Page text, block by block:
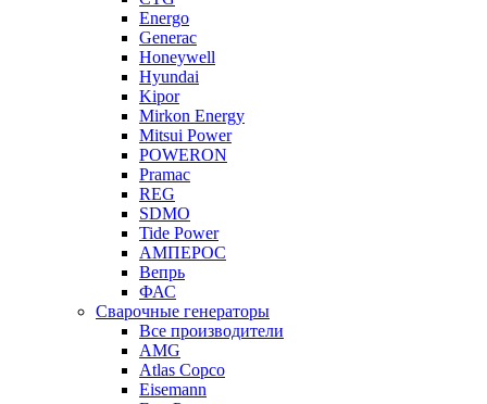
Energo
Generac
Honeywell
Hyundai
Kipor
Mirkon Energy
Mitsui Power
POWERON
Pramac
REG
SDMO
Tide Power
АМПЕРОС
Вепрь
ФАС
Сварочные генераторы
Все производители
AMG
Atlas Copco
Eisemann